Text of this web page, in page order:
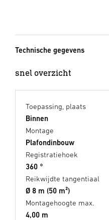
Technische gegevens
snel overzicht
Toepassing, plaats
Binnen
Montage
Plafondinbouw
Registratiehoek
360 °
Reikwijdte tangentiaal
Ø 8 m (50 m²)
Montagehoogte max.
4,00 m